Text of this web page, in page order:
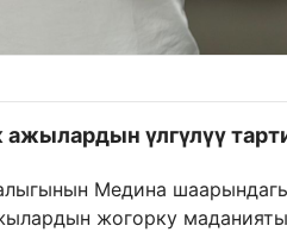
үлгүлүү
Медина
жогорку